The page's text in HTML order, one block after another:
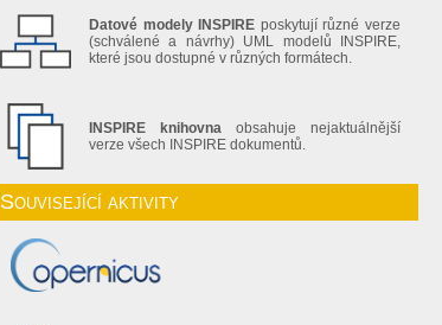
Datové modely INSPIRE poskytují různé verze
(schválené a návrhy) UML modelů INSPIRE,
které jsou dostupné v různých formátech.
INSPIRE knihovna obsahuje nejaktuálnější
verze všech INSPIRE dokumentů.
Související aktivity